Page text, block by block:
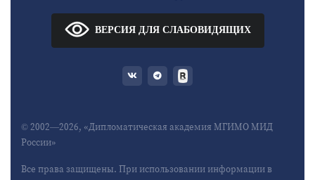
ВЕРСИЯ ДЛЯ СЛАБОВИДЯЩИХ
© 2002—2026, «Дипломатическая академия МГИМО МИД
России»
Все права защищены. При использовании информации в